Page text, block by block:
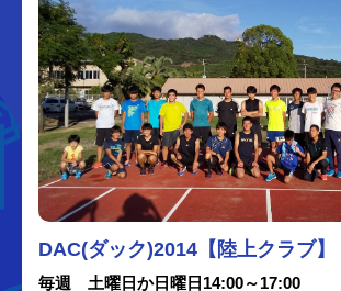
DAC(ダック)2014【陸上クラブ】
毎週 土曜日か日曜日14:00～17:00